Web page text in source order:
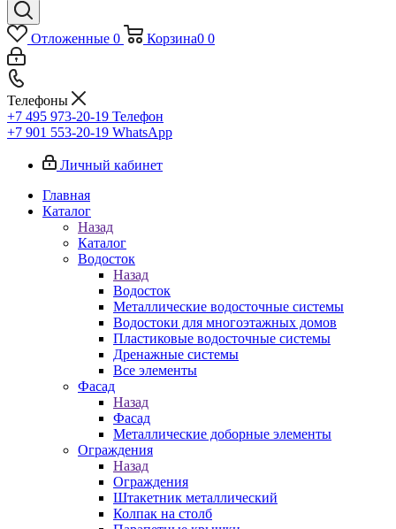
Отложенные 0 Корзина0 0
Телефоны
+7 495 973-20-19 Телефон
+7 901 553-20-19 WhatsApp
Личный кабинет
Главная
Каталог
Назад
Каталог
Водосток
Назад
Водосток
Металлические водосточные системы
Водостоки для многоэтажных домов
Пластиковые водосточные системы
Дренажные системы
Все элементы
Фасад
Назад
Фасад
Металлические доборные элементы
Ограждения
Назад
Ограждения
Штакетник металлический
Колпак на столб